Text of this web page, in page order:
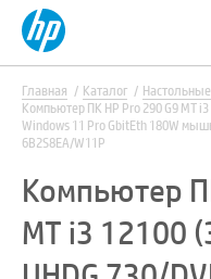
Главная Каталог
Компьютер ПК HP Pro 290 G9 MT i3
Windows 11 Pro GbitEth 180W
6B2S8EA/W11P
Компьютер
MT i3 12100